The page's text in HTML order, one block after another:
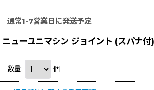
通常1-7営業日に発送予定
ニューユニマシン ジョイント (スパナ付)
数量: 個